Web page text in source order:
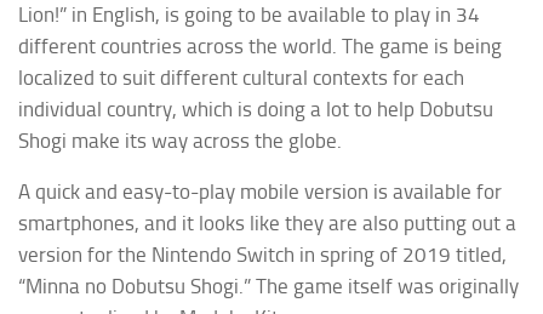
Lion!” in English, is going to be available to play in 34
different countries across the world. The game is being
localized to suit different cultural contexts for each
individual country, which is doing a lot to help Dobutsu
Shogi make its way across the globe.
A quick and easy-to-play mobile version is available for
smartphones, and it looks like they are also putting out a
version for the Nintendo Switch in spring of 2019 titled,
“Minna no Dobutsu Shogi.” The game itself was originally